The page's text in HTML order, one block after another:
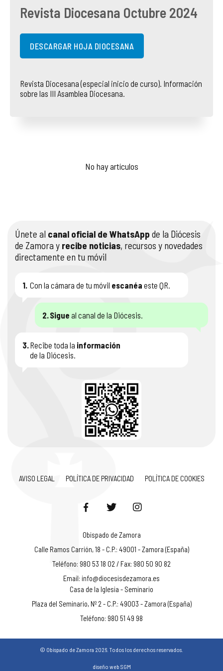
Revista Diocesana Octubre 2024
DESCARGAR HOJA DIOCESANA
Revista Diocesana (especial inicio de curso). Información
sobre las III Asamblea Diocesana.
No hay artículos
Únete al canal oficial de WhatsApp de la Diócesis
de Zamora y recibe noticias, recursos y novedades
directamente en tu móvil
1. Con la cámara de tu móvil escanéa este QR.
2. Sigue al canal de la Diócesis.
3. Recibe toda la información
de la Diócesis.
AVISO LEGAL POLÍTICA DE PRIVACIDAD POLÍTICA DE COOKIES
Obispado de Zamora
Calle Ramos Carrión, 18 - C.P.: 49001 - Zamora (España)
Teléfono: 980 53 18 02 / Fax: 980 50 90 82
Email: info@diocesisdezamora.es
Casa de la Iglesia - Seminario
Plaza del Seminario, Nº 2 - C.P.: 49003 - Zamora (España)
Teléfono: 980 51 49 98
© Obispado de Zamora 2026. Todos los derechos reservados.
diseño web SGM
COMPLIANCE
DOCTRINA DE LA IGLESIA
RENDICIÓN CUENTAS ENTIDADES RELIGIOSAS
PASTORAL SAMARITANA
CENTROS SOCIALES
VIDA CONSAGRADA
IMÁGENES
VÍDEOS